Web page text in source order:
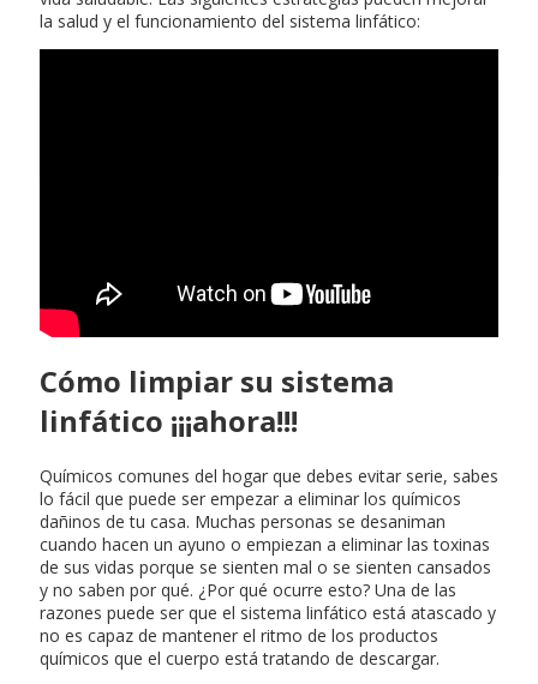
la salud y el funcionamiento del sistema linfático:
Cómo limpiar su sistema
linfático ¡¡¡ahora!!!
Químicos comunes del hogar que debes evitar serie, sabes
lo fácil que puede ser empezar a eliminar los químicos
dañinos de tu casa. Muchas personas se desaniman
cuando hacen un ayuno o empiezan a eliminar las toxinas
de sus vidas porque se sienten mal o se sienten cansados
y no saben por qué. ¿Por qué ocurre esto? Una de las
razones puede ser que el sistema linfático está atascado y
no es capaz de mantener el ritmo de los productos
químicos que el cuerpo está tratando de descargar.